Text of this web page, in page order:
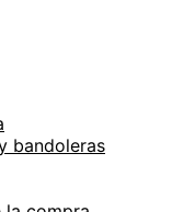
bandoleras